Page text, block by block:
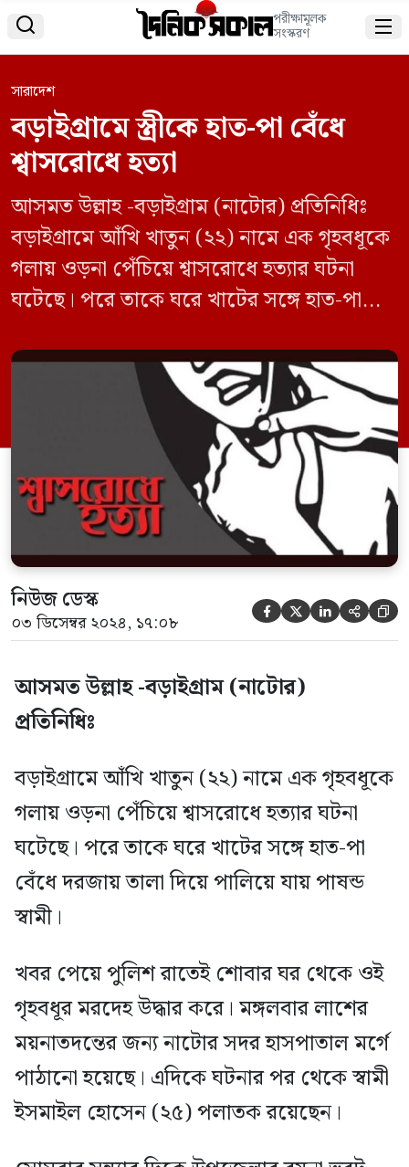
 পরীক্ষামূলক
সংস্করণ 
সারাদেশ
বড়াইগ্রামে স্ত্রীকে হাত-পা বেঁধে
শ্বাসরোধে হত্যা
আসমত উল্লাহ -বড়াইগ্রাম (নাটোর) প্রতিনিধিঃ
বড়াইগ্রামে আঁখি খাতুন (২২) নামে এক গৃহবধূকে
গলায় ওড়না পেঁচিয়ে শ্বাসরোধে হত্যার ঘটনা
ঘটেছে। পরে তাকে ঘরে খাটের সঙ্গে হাত-পা
স্বামী। খবর পেয়ে পুলিশ রাতেই শোবার ঘর
থেকে ওই গৃহবধূর মরদেহ উদ্ধার করে। মঙ্গলবার
লাশের ময়নাতদন্তের জন্য নাটোর সদর
হাসপাতাল মর্গে পাঠানো হয়েছে। […]
নিউজ ডেস্ক
০৩ ডিসেম্বর ২০২৪, ১৭:০৮     
আসমত উল্লাহ -বড়াইগ্রাম (নাটোর)
প্রতিনিধিঃ
বড়াইগ্রামে আঁখি খাতুন (২২) নামে এক গৃহবধূকে
গলায় ওড়না পেঁচিয়ে শ্বাসরোধে হত্যার ঘটনা
ঘটেছে। পরে তাকে ঘরে খাটের সঙ্গে হাত-পা
বেঁধে দরজায় তালা দিয়ে পালিয়ে যায় পাষন্ড
স্বামী।
খবর পেয়ে পুলিশ রাতেই শোবার ঘর থেকে ওই
গৃহবধূর মরদেহ উদ্ধার করে। মঙ্গলবার লাশের
ময়নাতদন্তের জন্য নাটোর সদর হাসপাতাল মর্গে
পাঠানো হয়েছে। এদিকে ঘটনার পর থেকে স্বামী
ইসমাইল হোসেন (২৫) পলাতক রয়েছেন।